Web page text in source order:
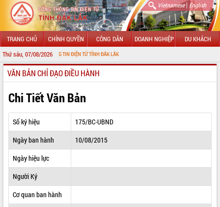
Vietnamese| English
TRANG CHỦ CHÍNH QUYỀN CÔNG DÂN DOANH NGHIỆP DU KHÁCH
Thứ sáu, 07/08/2026
CỔNG THÔNG TIN ĐIỆN TỬ TỈNH ĐẮK LẮK
GIỚI THIỆU
LÃNH ĐẠO UBND TỈNH
TIN TỨC SỰ KIỆN
SỞ, BAN, NGÀNH
THÔNG TIN CHỈ ĐẠO ĐIỀU HÀNH
HỆ THỐNG VĂN BẢN
VĂN BẢN CHỈ ĐẠO ĐIỀU HÀNH
Chi Tiết Văn Bản
Số ký hiệu
175/BC-UBND
Ngày ban hành
10/08/2015
Ngày hiệu lực
Người Ký
Cơ quan ban hành